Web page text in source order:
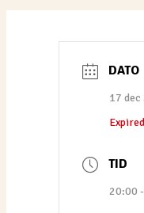
DATO
17
TID
20:00